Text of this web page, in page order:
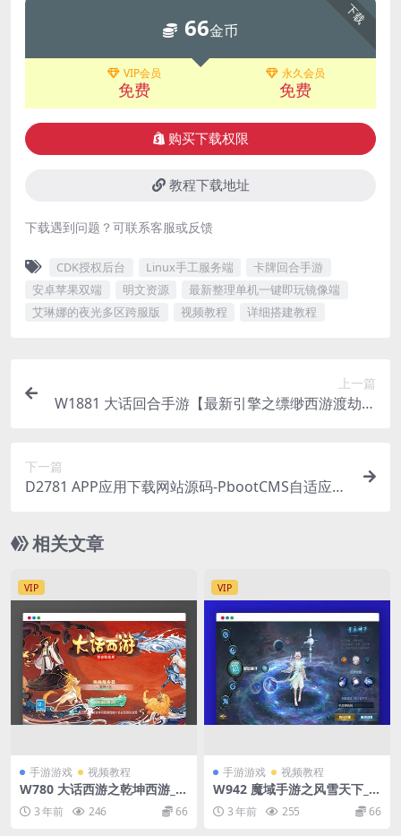
下载
66金币
VIP会员
免费
永久会员
免费
购买下载权限
教程下载地址
下载遇到问题？可联系客服或反馈
CDK授权后台 Linux手工服务端
卡牌回合手游
安卓苹果双端
明文资源
最新整理单机一键即玩镜像端
艾琳娜的夜光多区跨服版
视频教程 详细搭建教程
上一篇
W1881 大话回合手游【最新引擎之缥缈西游渡劫定
下一篇
D2781 APP应用下载网站源码-PbootCMS自适应模
相关文章
VIP
手游游戏 视频教程
W780 大话西游之乾坤西游_经
典大话精品角色扮演类回合手
游_win服务端源码视频架设教
3 年前 246 66
VIP
手游游戏 视频教程
W942 魔域手游之风雪天下_经
典1655互通魔域角色扮演类剧
情闯关手游_Win服务端源码_
3 年前 255 66